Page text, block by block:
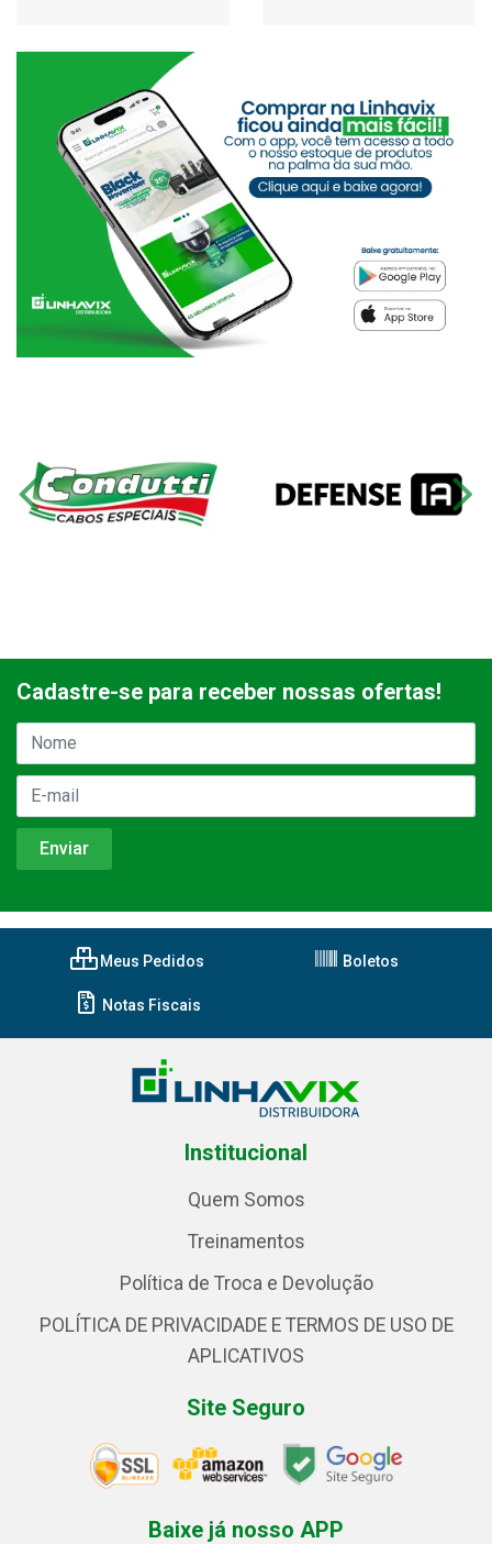
Cadastre-se para receber nossas ofertas!
Meus Pedidos Boletos
Notas Fiscais
Institucional
Quem Somos
Treinamentos
Política de Troca e Devolução
POLÍTICA DE PRIVACIDADE E TERMOS DE USO DE
APLICATIVOS
Site Seguro
Baixe já nosso APP